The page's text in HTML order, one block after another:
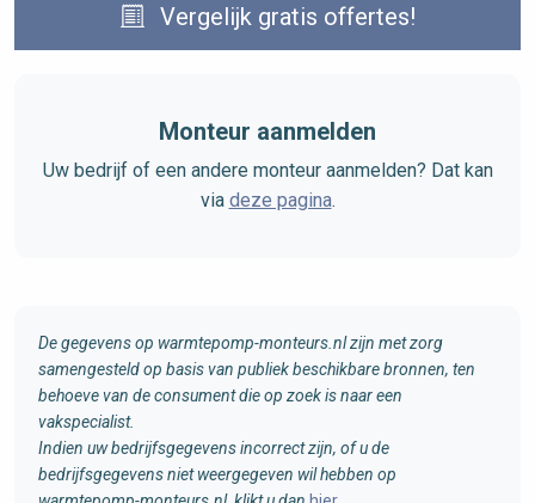
Vergelijk gratis offertes!
Monteur aanmelden
Uw bedrijf of een andere monteur aanmelden? Dat kan
via deze pagina.
De gegevens op warmtepomp-monteurs.nl zijn met zorg
samengesteld op basis van publiek beschikbare bronnen, ten
behoeve van de consument die op zoek is naar een
vakspecialist.
Indien uw bedrijfsgegevens incorrect zijn, of u de
bedrijfsgegevens niet weergegeven wil hebben op